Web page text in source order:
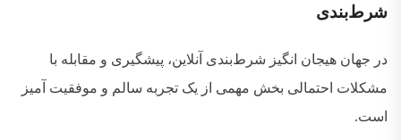
شرط‌بندی
در جهان هیجان‌ انگیز شرط‌بندی آنلاین، پیشگیری و مقابله با
مشکلات احتمالی بخش مهمی از یک تجربه سالم و موفقیت‌ آمیز
است.